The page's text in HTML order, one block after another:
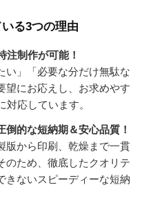
る3つの理由
注制作が可能！
い」「必要な分だけ無駄な
望にお応えし、お求めやす
対応しています。
倒的な短納期＆安心品質！
版から印刷、乾燥まで一貫
のため、徹底したクオリテ
きないスピーディーな短納